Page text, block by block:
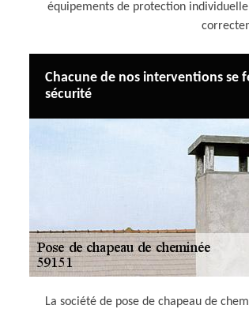
équipements de protection
Chacune de nos interventions se
sécurité
La société de pose de chapeau de